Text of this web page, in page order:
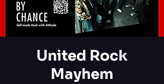
United Rock
Mayhem